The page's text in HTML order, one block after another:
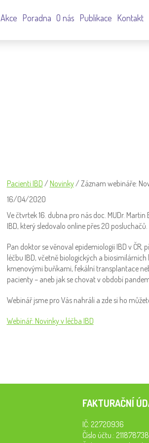
Akce Poradna O nás Publikace Kontakt
Pacienti IBD / Novinky/ Záznam webináře:
16/04/2020
Ve čtvrtek 16. dubna pro nás doc. MUDr.
IBD, který sledovalo online přes 20 posluchačů.
Pan doktor se věnoval epidemiologii IBD v
léčbu IBD, včetně biologických a
kmenovými buňkami, fekální transplantace
pacienty – aneb jak se chovat v období
Webinář jsme pro Vás nahráli a zde si ho
Webinář: Novinky v léčba IBD
FAKTURAČNÍ
IČ: 22720936
Číslo účtu.: